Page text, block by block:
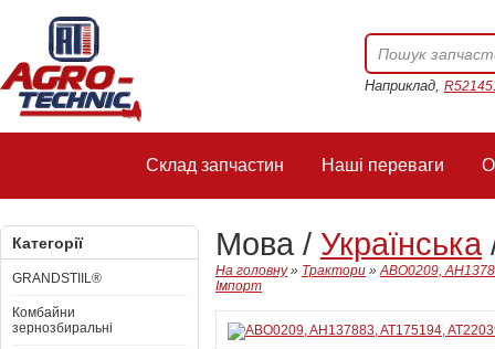
Наприклад,
Склад запчастин Наші переваги
Категорії
GRANDSTIIL®
Комбайни
зернозбиральні
Мова / Українська
На головну» Трактори »ABO0209,
Імпорт